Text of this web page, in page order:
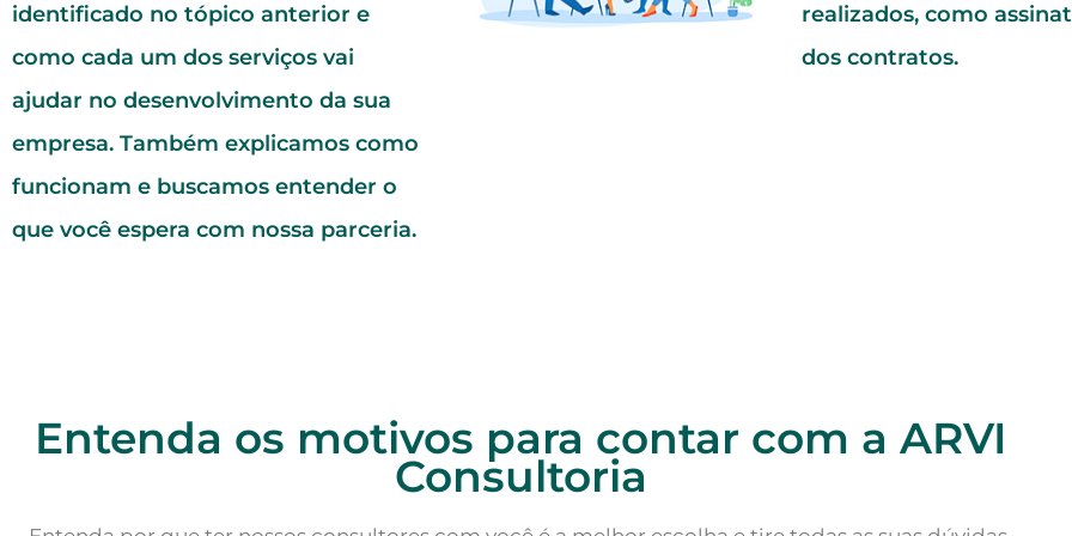
identificado no tópico anterior e
como cada um dos serviços vai
ajudar no desenvolvimento da sua
empresa. Também explicamos como
funcionam e buscamos entender o
que você espera com nossa parceria.
realizados, como
dos contratos.
Entenda os motivos para contar com a ARVI
Consultoria